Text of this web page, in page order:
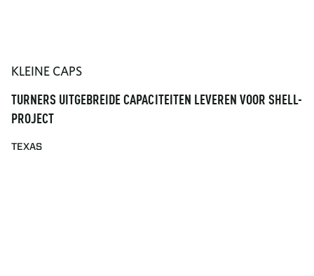
KLEINE CAPS
TURNERS UITGEBREIDE CAPACITEITEN LEVEREN VOOR SHELL-
PROJECT
TEXAS